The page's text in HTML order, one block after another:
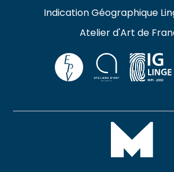
Indication Géographique
Atelier d'Art de